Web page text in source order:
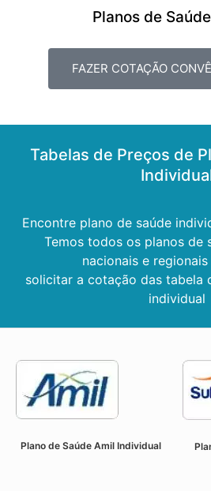
Planos de
FAZER COTAÇÃO
Tabelas de Preços de
Encontre plano de saúde
Temos todos os planos de
nacionais e
solicitar a cotação das tabela
individual
Plano de Saúde Amil Individual